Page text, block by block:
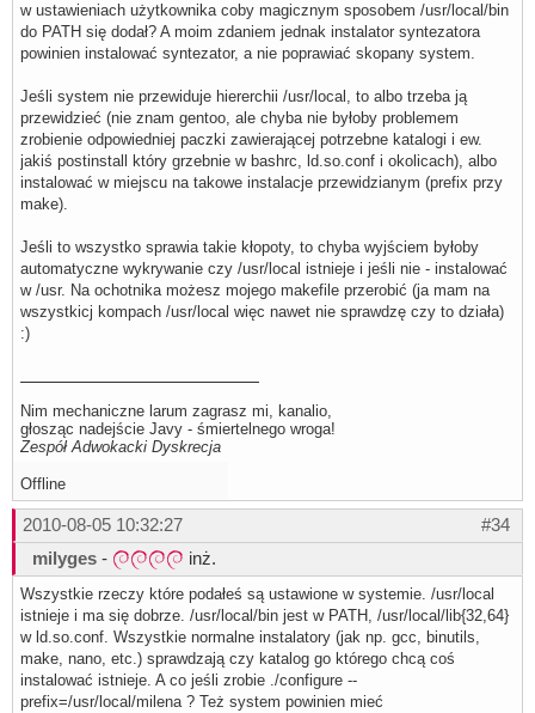
w ustawieniach użytkownika coby magicznym sposobem /usr/local/bin
do PATH się dodał? A moim zdaniem jednak instalator syntezatora
powinien instalować syntezator, a nie poprawiać skopany system.
Jeśli system nie przewiduje hiererchii /usr/local, to albo trzeba ją
przewidzieć (nie znam gentoo, ale chyba nie byłoby problemem
zrobienie odpowiedniej paczki zawierającej potrzebne katalogi i ew.
jakiś postinstall który grzebnie w bashrc, ld.so.conf i okolicach), albo
instalować w miejscu na takowe instalacje przewidzianym (prefix przy
make).
Jeśli to wszystko sprawia takie kłopoty, to chyba wyjściem byłoby
automatyczne wykrywanie czy /usr/local istnieje i jeśli nie - instalować
w /usr. Na ochotnika możesz mojego makefile przerobić (ja mam na
wszystkicj kompach /usr/local więc nawet nie sprawdzę czy to działa)
:)
Nim mechaniczne larum zagrasz mi, kanalio,
głosząc nadejście Javy - śmiertelnego wroga!
Zespół Adwokacki Dyskrecja
Offline
#34
2010-08-05 10:32:27
milyges - inż.
Wszystkie rzeczy które podałeś są ustawione w systemie. /usr/local
istnieje i ma się dobrze. /usr/local/bin jest w PATH, /usr/local/lib{32,64}
w ld.so.conf. Wszystkie normalne instalatory (jak np. gcc, binutils,
make, nano, etc.) sprawdzają czy katalog go którego chcą coś
instalować istnieje. A co jeśli zrobie ./configure --
prefix=/usr/local/milena ? Też system powinien mieć